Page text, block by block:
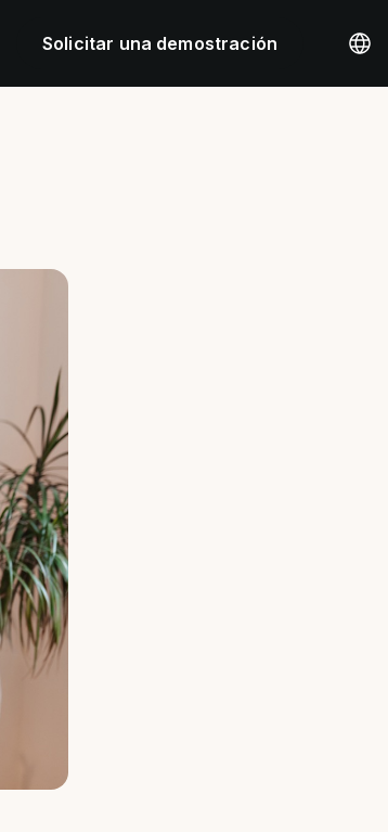
Solicitar una demostración